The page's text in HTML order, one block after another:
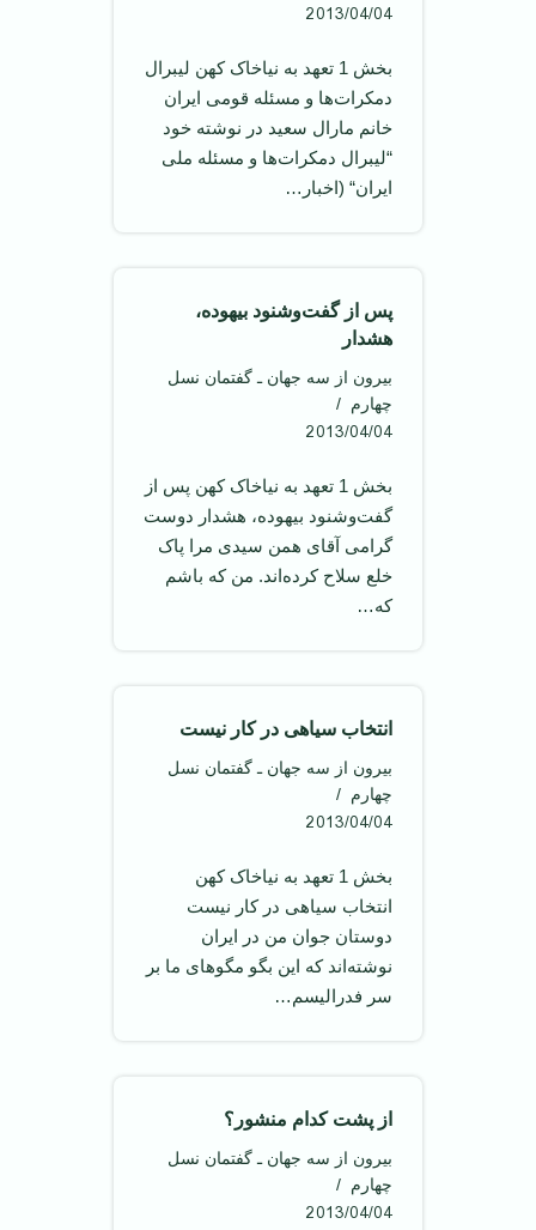
2013/04/04
بخش 1 تعهد به نیاخاک کهن لیبرال
دمکرات‌ها و مسئله قومی ایران
خانم مارال سعید در نوشته خود
“لیبرال دمکرات‌ها و مسئله ملی
ایران“ (اخبار…
پس از گفت‌و‌شنود بیهوده،
هشدار
بیرون از سه جهان ـ گفتمان نسل
چهارم
2013/04/04
بخش 1 تعهد به نیاخاک کهن پس از
گفت‌و‌شنود بیهوده، هشدار دوست
گرامی آقای همن سیدی مرا پاک
خلع سلاح کرده‌اند. من که باشم
که…
انتخاب سیاهی در کار نیست
بیرون از سه جهان ـ گفتمان نسل
چهارم
2013/04/04
بخش 1 تعهد به نیاخاک کهن
انتخاب سیاهی در کار نیست
دوستان جوان من در ایران
نوشته‌اند که این بگو مگو‌های ما بر
سر فدرالیسم…
از پشت کدام منشور؟
بیرون از سه جهان ـ گفتمان نسل
چهارم
2013/04/04